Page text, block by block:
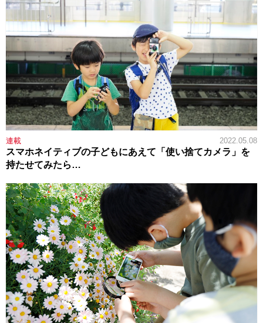
連載 2022.05.08
スマホネイティブの子どもにあえて「使い捨てカメラ」を
持たせてみたら…